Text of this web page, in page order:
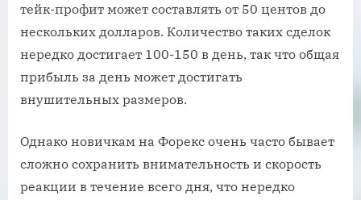
тейк-профит может составлять от 50 центов до
нескольких долларов. Количество таких сделок
нередко достигает 100-150 в день, так что общая
прибыль за день может достигать
внушительных размеров.
Однако новичкам на Форекс очень часто бывает
сложно сохранить внимательность и скорость
реакции в течение всего дня, что нередко